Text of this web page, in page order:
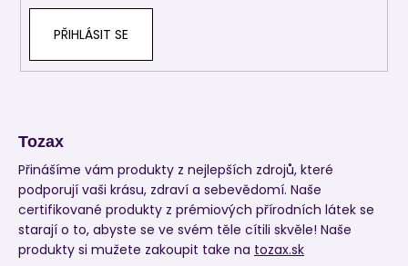
PŘIHLÁSIT SE
Tozax
Přinášíme vám produkty z nejlepších zdrojů, které
podporují vaši krásu, zdraví a sebevědomí. Naše
certifikované produkty z prémiových přírodních látek se
starají o to, abyste se ve svém těle cítili skvěle! Naše
produkty si mužete zakoupit take na tozax.sk